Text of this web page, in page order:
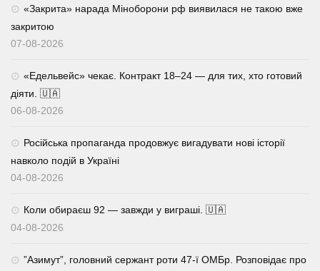
«Закрита» нарада Міноборони рф виявилася не такою вже
закритою
07-08-2026
«Едельвейс» чекає. Контракт 18–24 — для тих, хто готовий
діяти. 🇺🇦
06-08-2026
Російська пропаганда продовжує вигадувати нові історії
навколо подій в Україні
04-08-2026
Коли обираєш 92 — завжди у виграші. 🇺🇦
04-08-2026
⁨”Азимут”, головний сержант роти 47-ї ОМБр. Розповідає про